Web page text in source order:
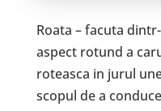
Roata – facuta
aspect rotund a
roteasca in jurul
scopul de a